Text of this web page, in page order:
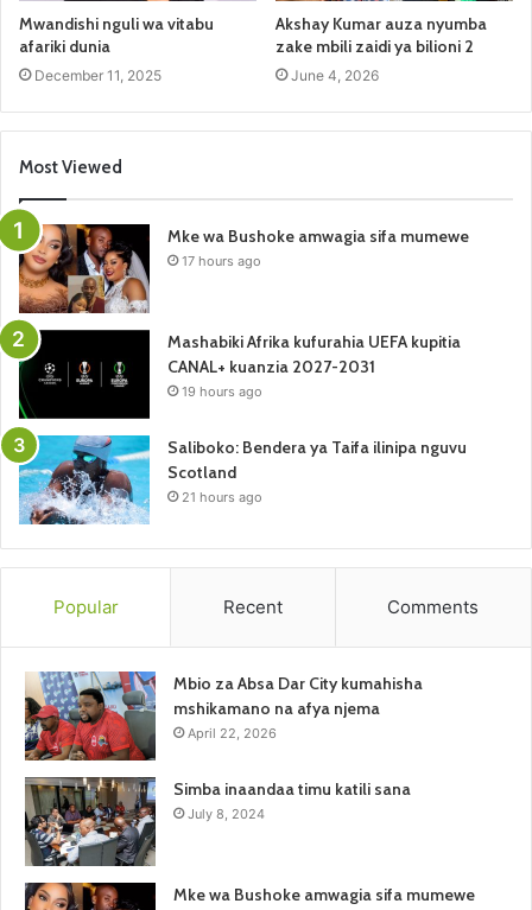
Mwandishi nguli wa vitabu
afariki dunia
December 11, 2025
Akshay Kumar auza nyumba
zake mbili zaidi ya bilioni 2
June 4, 2026
Most Viewed
Mke wa Bushoke amwagia sifa mumewe
17 hours ago
Mashabiki Afrika kufurahia UEFA kupitia
CANAL+ kuanzia 2027-2031
19 hours ago
Saliboko: Bendera ya Taifa ilinipa nguvu
Scotland
21 hours ago
Popular Recent Comments
Mbio za Absa Dar City kumahisha
mshikamano na afya njema
April 22, 2026
Simba inaandaa timu katili sana
July 8, 2024
Mke wa Bushoke amwagia sifa mumewe